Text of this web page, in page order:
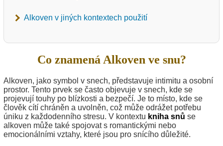
Alkoven v jiných kontextech použití
Co znamená Alkoven ve snu?
Alkoven, jako symbol v snech, představuje intimitu a osobní
prostor. Tento prvek se často objevuje v snech, kde se
projevují touhy po blízkosti a bezpečí. Je to místo, kde se
člověk cítí chráněn a uvolněn, což může odrážet potřebu
úniku z každodenního stresu. V kontextu kniha snů se
alkoven může také spojovat s romantickými nebo
emocionálními vztahy, které jsou pro snícího důležité.